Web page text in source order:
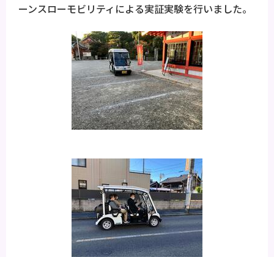
ーンスローモビリティによる実証実験を行いました。